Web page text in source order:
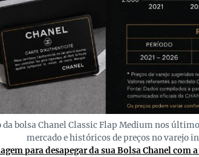
bolsa Chanel Classic Flap Medium nos
mercado e históricos de preços no varejo
para desapegar da sua Bolsa Chanel com